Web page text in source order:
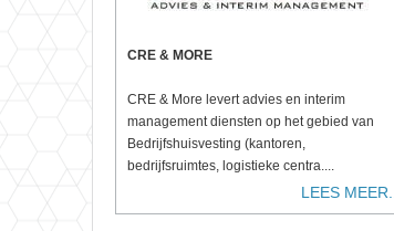
CRE & MORE
CRE & More levert advies en interim
management diensten op het gebied van
Bedrijfshuisvesting (kantoren,
bedrijfsruimtes, logistieke centra....
LEES MEER...